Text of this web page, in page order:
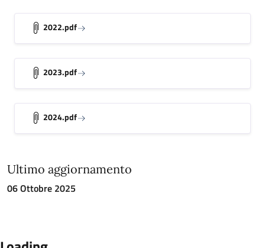
2022.pdf
2023.pdf
2024.pdf
Ultimo aggiornamento
06 Ottobre 2025